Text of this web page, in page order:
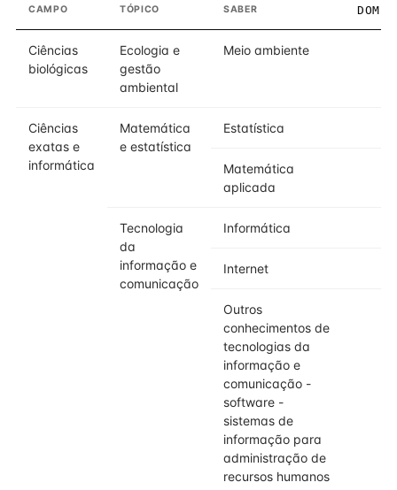
CAMPO TÓPICO SABER
Ciências
biológicas
Ecologia e
gestão
ambiental
Meio ambiente
Ciências
exatas e
informática
Matemática
e estatística
Estatística
Matemática
aplicada
Tecnologia
da
informação e
comunicação
Informática
Internet
Outros
conhecimentos de
tecnologias da
informação e
comunicação -
software -
sistemas de
informação para
administração de
recursos humanos